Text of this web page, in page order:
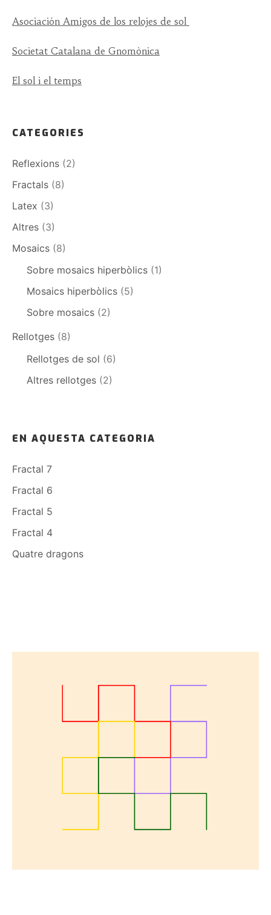
Asociación Amigos de los relojes de sol
Societat Catalana de Gnomònica
El sol i el temps
CATEGORIES
Reflexions (2)
Fractals (8)
Latex (3)
Altres (3)
Mosaics (8)
Sobre mosaics hiperbòlics (1)
Mosaics hiperbòlics (5)
Sobre mosaics (2)
Rellotges (8)
Rellotges de sol (6)
Altres rellotges (2)
EN AQUESTA CATEGORIA
Fractal 7
Fractal 6
Fractal 5
Fractal 4
Quatre dragons